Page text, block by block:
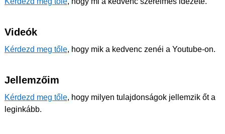
Videók
Kérdezd meg tőle, hogy mik a kedvenc zenéi a Youtube-on.
Jellemzőim
Kérdezd meg tőle, hogy milyen tulajdonságok jellemzik őt a
leginkább.